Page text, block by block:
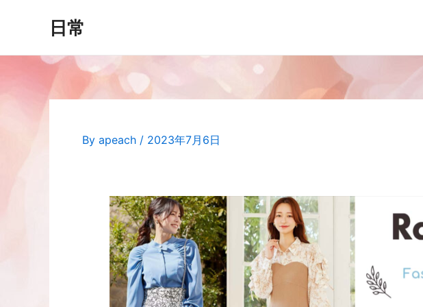
日常
By apeach / 2023年7月6日